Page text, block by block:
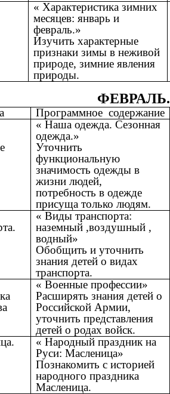
« Характеристика зимних
месяцев: январь и
февраль.»
Изучить характерные
признаки зимы в неживой
природе, зимние явления
природы.
ФЕВРАЛЬ.
Программное содержание
« Наша одежда. Сезонная
одежда.»
Уточнить
функциональную
значимость одежды в
жизни людей,
потребность в одежде
присуща только людям.
« Виды транспорта:
наземный ,воздушный ,
водный»
Обобщить и уточнить
знания детей о видах
транспорта.
« Военные профессии»
Расширять знания детей о
Российской Армии,
уточнить представления
детей о родах войск.
« Народный праздник на
Руси: Масленица»
Познакомить с историей
народного праздника
Масленица.